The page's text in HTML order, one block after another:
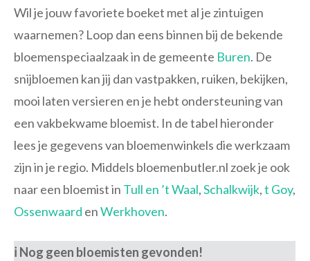
Wil je jouw favoriete boeket met al je zintuigen
waarnemen? Loop dan eens binnen bij de bekende
bloemenspeciaalzaak in de gemeente Buren. De
snijbloemen kan jij dan vastpakken, ruiken, bekijken,
mooi laten versieren en je hebt ondersteuning van
een vakbekwame bloemist. In de tabel hieronder
lees je gegevens van bloemenwinkels die werkzaam
zijn in je regio. Middels bloemenbutler.nl zoek je ook
naar een bloemist in Tull en ’t Waal,Schalkwijk,t Goy,
Ossenwaard enWerkhoven.
ℹ️ Nog geen bloemisten gevonden!